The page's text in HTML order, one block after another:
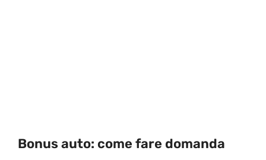
Bonus auto: come fare domanda